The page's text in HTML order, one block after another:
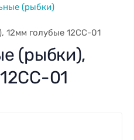
(рыбки)
12мм голубые 12CC-01
(рыбки),
01